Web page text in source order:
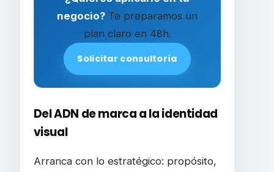
negocio? Te preparamos un
plan claro en 48h.
Solicitar consultoría
Del ADN de marca a la identidad
visual
Arranca con lo estratégico: propósito,